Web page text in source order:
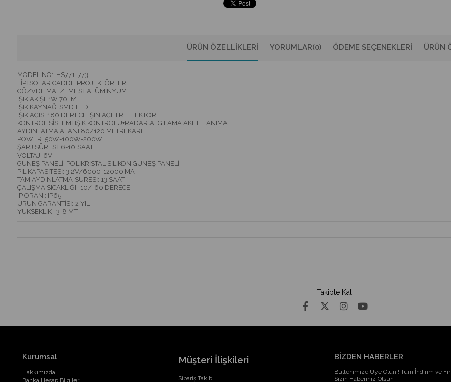
ÜRÜN ÖZELLIKLERI YORUMLAR(0) ÖDEME SEÇENEKLERI ÜRÜN
MODEL NO: HS771-773
TİPİ:SOLAR CADDE PROJEKTÖRLER
GÖZVDE MALZEMESİ: ALÜMİNYUM
IŞIK AKIŞI: 1W:70LM
IŞIK KAYNAĞI:SMD LED
IŞIK AÇISI:180 DERECE IŞIN AÇILI REFLEKTÖR
KONTROL SİSTEMİ:IŞIK KONTROLÜ+RADAR ALGILAMA AKILLI TANIMA
AYDINLATMA ALANI:80/120 METREKARE
POWER: 50W-100W-200W
ŞARJ SÜRESİ: 6-10 SAAT
VOLTAJ: 6V
GÜNEŞ PANELİ: POLİKRİSTAL SİLİKON GÜNEŞ PANELİ
PİL KAPASİTESİ: 3.2V/6000-12000 MA
TAM AYDINLATMA SÜRESİ: 13 SAAT
ÇALIŞMA SICAKLIĞI:-10/+60 DERECE
IP ORANI: IP65
ÜRÜN GARANTİSİ: 2 YIL
YÜKSEKLİK : 3-8 MT
Takipte Kal
Kurumsal
Hakkımızda
Banka Hesap Bilgileri
Müşteri İlişkileri
Sipariş Takibi
BİZDEN HABERLER
Bültenimize Üye Olun ! Tüm İndirim ve
Sizin Haberiniz Olsun !